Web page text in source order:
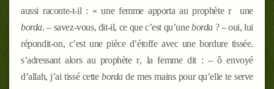
aussi raconte-t-il : « une femme apporta au prophèter
une
borda. – savez-vous, dit-il, ce que c’est qu’uneborda? – oui, lui
répondit-on, c’est une pièce d’étoffe avec une bordure tissée.
s’adressant alors au prophèter, la femme dit : – ô envoyé
d’allah, j’ai tissé cetteborda de mes mains pour qu’elle te serve